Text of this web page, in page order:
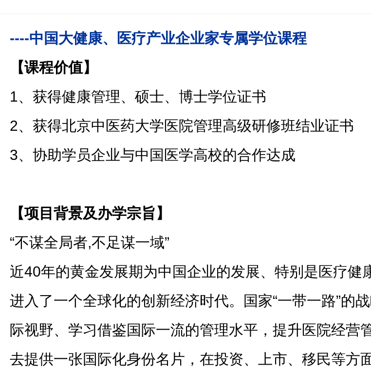
----中国大健康、医疗产业企业家专属学位课程
【课程价值】
1、获得健康管理、硕士、博士学位证书
2、获得北京中医药大学医院管理高级研修班结业证书
3、协助学员企业与中国医学高校的合作达成
【项目背景及办学宗旨】
“不谋全局者,不足谋一域”
近40年的黄金发展期为中国企业的发展、特别是医疗
进入了一个全球化的创新经济时代。国家“一带一路”的
际视野、学习借鉴国际一流的管理水平，提升医院经营
去提供一张国际化身份名片，在投资、上市、移民等方